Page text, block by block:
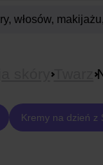
Twarz
Kremy na dzień z